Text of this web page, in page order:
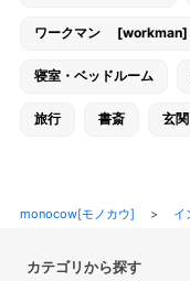
ワークマン [workman]
寝室・ベッドルーム
旅行 書斎 玄
monocow[モノカウ] > イ
カテゴリから探す